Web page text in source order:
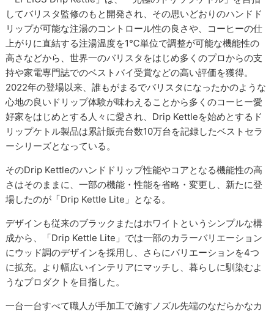
してバリスタ監修のもと開発され、その思いどおりのハンドド
リップが可能な注湯のコントロール性の良さや、コーヒーの仕
上がりに直結する注湯温度を1℃単位で調整が可能な機能性の
高さなどから、世界一のバリスタをはじめ多くのプロからの支
持や家電専門誌でのベストバイ受賞などの高い評価を獲得。
2022年の登場以来、誰もがまるでバリスタになったかのような
心地の良いドリップ体験が味わえることから多くのコーヒー愛
好家をはじめとする人々に愛され、Drip Kettleを始めとするド
リップケトル製品は累計販売台数10万台を記録したベストセラ
ーシリーズとなっている。
そのDrip Kettleのハンドドリップ性能やコアとなる機能性の高
さはそのままに、一部の機能・性能を省略・変更し、新たに登
場したのが「Drip Kettle Lite」となる。
デザインも従来のブラックまたはホワイトというシンプルな構
成から、「Drip Kettle Lite」では一部のカラーバリエーション
にウッド調のデザインを採用し、さらにバリエーションを4つ
に拡充。より幅広いインテリアにマッチし、暮らしに馴染むよ
うなプロダクトを目指した。
一台一台すべて職人が手加工で施すノズル先端のなだらかなカ